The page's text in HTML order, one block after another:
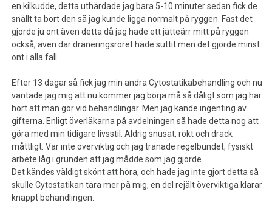
en kilkudde, detta uthärdade jag bara 5-10 minuter sedan fick de
snällt ta bort den så jag kunde ligga normalt på ryggen. Fast det
gjorde ju ont även detta då jag hade ett jätteärr mitt på ryggen
också, även där dräneringsröret hade suttit men det gjorde minst
ont i alla fall.
Efter 13 dagar så fick jag min andra Cytostatikabehandling och nu
väntade jag mig att nu kommer jag börja må så dåligt som jag har
hört att man gör vid behandlingar. Men jag kände ingenting av
gifterna. Enligt överläkarna på avdelningen så hade detta nog att
göra med min tidigare livsstil. Aldrig snusat, rökt och drack
måttligt. Var inte överviktig och jag tränade regelbundet, fysiskt
arbete låg i grunden att jag mådde som jag gjorde.
Det kändes väldigt skönt att höra, och hade jag inte gjort detta så
skulle Cytostatikan tära mer på mig, en del rejält överviktiga klarar
knappt behandlingen.